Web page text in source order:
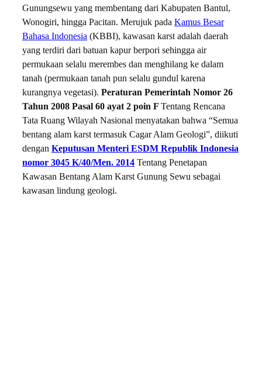
Gunungsewu yang membentang dari Kabupaten Bantul,
Wonogiri, hingga Pacitan. Merujuk pada Kamus Besar
Bahasa Indonesia (KBBI), kawasan karst adalah daerah
yang terdiri dari batuan kapur berpori sehingga air
permukaan selalu merembes dan menghilang ke dalam
tanah (permukaan tanah pun selalu gundul karena
kurangnya vegetasi). Peraturan Pemerintah Nomor 26
Tahun 2008 Pasal 60 ayat 2 poin F Tentang Rencana
Tata Ruang Wilayah Nasional menyatakan bahwa “Semua
bentang alam karst termasuk Cagar Alam Geologi”, diikuti
dengan Keputusan Menteri ESDM Republik Indonesia
nomor 3045 K/40/Men. 2014 Tentang Penetapan
Kawasan Bentang Alam Karst Gunung Sewu sebagai
kawasan lindung geologi.